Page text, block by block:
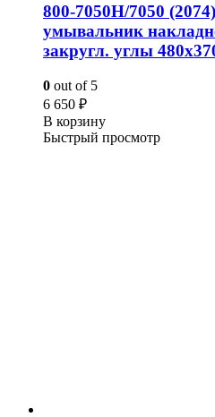
800-7050Н/7050
умывальник
закругл. углы
0 out of 5
6 650 ₽
В корзину
Быстрый просмотр